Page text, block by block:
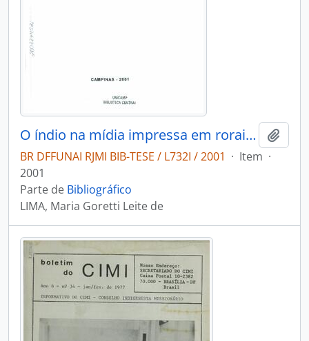
O índio na mídia impressa em roraims
BR DFFUNAI RJMI BIB-TESE / L732I / 2001 · Item ·
2001
Parte de Bibliográfico
LIMA, Maria Goretti Leite de